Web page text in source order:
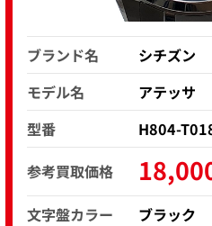
ブランド名
シチズン
モデル名
アテッサ
型番
H804-
参考買取価格
文字盤カラー ブラック